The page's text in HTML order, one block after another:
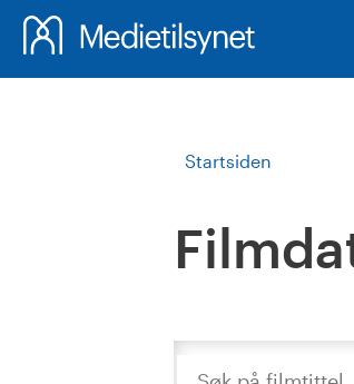
Startsiden
Søk